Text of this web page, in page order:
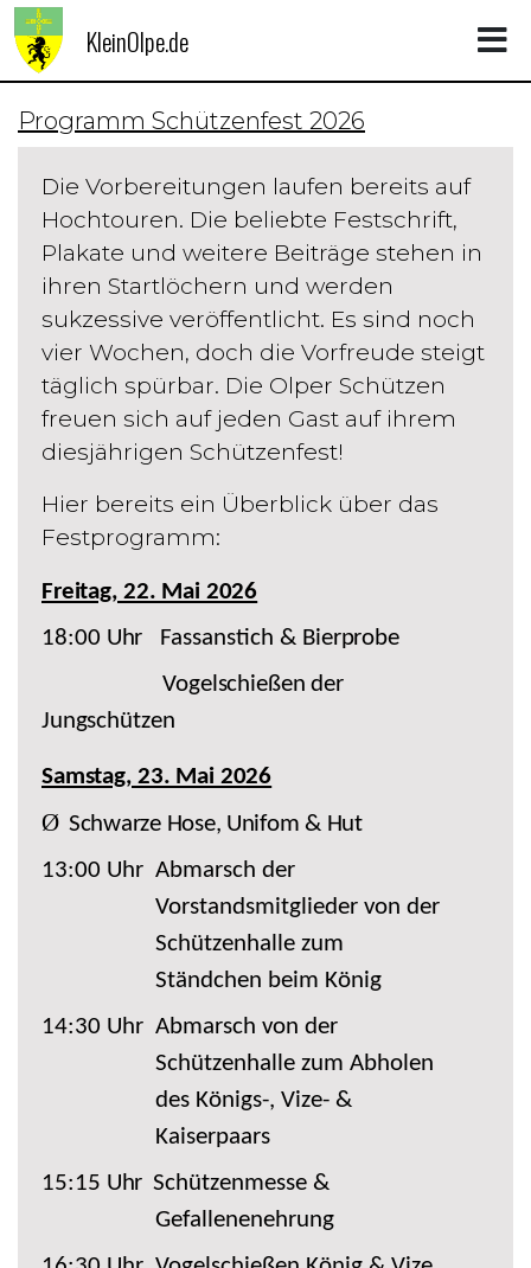
KleinOlpe.de
Programm Schützenfest 2026
Die Vorbereitungen laufen bereits auf
Hochtouren. Die beliebte Festschrift,
Plakate und weitere Beiträge stehen in
ihren Startlöchern und werden
sukzessive veröffentlicht. Es sind noch
vier Wochen, doch die Vorfreude steigt
täglich spürbar. Die Olper Schützen
freuen sich auf jeden Gast auf ihrem
diesjährigen Schützenfest!
Hier bereits ein Überblick über das
Festprogramm:
Freitag, 22. Mai 2026
18:00 Uhr Fassanstich & Bierprobe
Vogelschießen der
Jungschützen
Samstag, 23. Mai 2026
Ø Schwarze Hose, Unifom & Hut
13:00 Uhr Abmarsch der
Vorstandsmitglieder von der
Schützenhalle zum
Ständchen beim König
14:30 Uhr Abmarsch von der
Schützenhalle zum Abholen
des Königs-, Vize- &
Kaiserpaars
15:15 Uhr Schützenmesse &
Gefallenenehrung